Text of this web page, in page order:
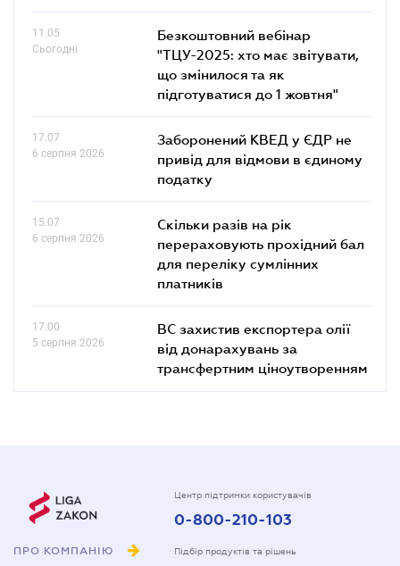
11.05
Сьогодні
Безкоштовний вебінар
"ТЦУ-2025: хто має звітувати,
що змінилося та як
підготуватися до 1 жовтня"
17.07
6 серпня 2026
Заборонений КВЕД у ЄДР не
привід для відмови в єдиному
податку
15.07
6 серпня 2026
Скільки разів на рік
перераховують прохідний бал
для переліку сумлінних
платників
17.00
5 серпня 2026
ВС захистив експортера олії
від донарахувань за
трансфертним ціноутворенням
ПРО КОМПАНІЮ
Центр підтримки користувачів
0-800-210-103
Підбір продуктів та рішень